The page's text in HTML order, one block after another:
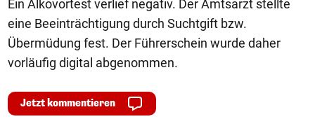
Ein Alkovortest verlief negativ. Der Amtsarzt stellte
eine Beeinträchtigung durch Suchtgift bzw.
Übermüdung fest. Der Führerschein wurde daher
vorläufig digital abgenommen.
Jetzt kommentieren